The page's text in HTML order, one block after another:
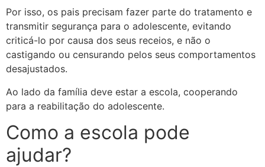
Por isso, os pais precisam fazer parte do tratamento e
transmitir segurança para o adolescente, evitando
criticá-lo por causa dos seus receios, e não o
castigando ou censurando pelos seus comportamentos
desajustados.
Ao lado da família deve estar a escola, cooperando
para a reabilitação do adolescente.
Como a escola pode
ajudar?